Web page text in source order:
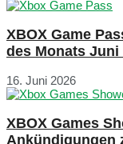
XBOX Game
des Monats Juni
16. Juni 2026
XBOX Games
Ankündigungen